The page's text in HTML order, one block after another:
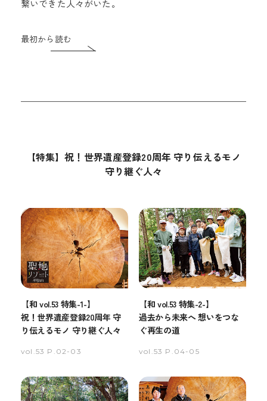
繋いできた人々がいた。
最初から読む
【特集】祝！世界遺産登録20周年 守り伝えるモノ
守り継ぐ人々
【和 vol.53 特集-1-】
祝！世界遺産登録20周年 守
り伝えるモノ 守り継ぐ人々
vol.53 P.02-03
【和 vol.53 特集-2-】
過去から未来へ 想いをつな
ぐ再生の道
vol.53 P.04-05